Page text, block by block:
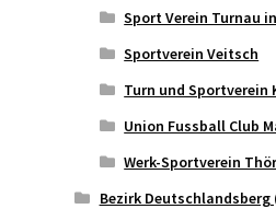
Sport Verein Turnau
Sportverein Veitsch
Turn und Sportverein
Union Fussball Club
Werk-Sportverein
Bezirk Deutschlandsberg